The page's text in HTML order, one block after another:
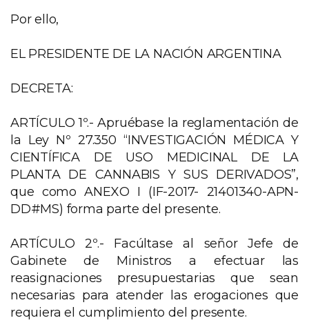
Por ello,
EL PRESIDENTE DE LA NACIÓN ARGENTINA
DECRETA:
ARTÍCULO 1º.- Apruébase la reglamentación de
la Ley Nº 27.350 “INVESTIGACIÓN MÉDICA Y
CIENTÍFICA DE USO MEDICINAL DE LA
PLANTA DE CANNABIS Y SUS DERIVADOS”,
que como ANEXO I (IF-2017- 21401340-APN-
DD#MS) forma parte del presente.
ARTÍCULO 2º.- Facúltase al señor Jefe de
Gabinete de Ministros a efectuar las
reasignaciones presupuestarias que sean
necesarias para atender las erogaciones que
requiera el cumplimiento del presente.